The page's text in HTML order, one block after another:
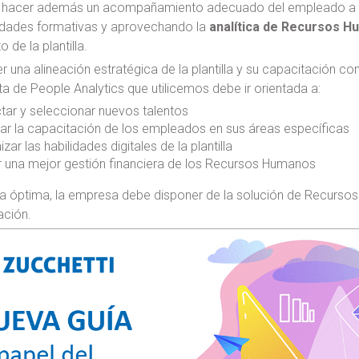
además un acompañamiento adecuado del empleado
formativas y aprovechando la analítica de Recursos
de la plantilla.
una alineación estratégica de la plantilla y su capacitación
de People Analytics que utilicemos debe ir orientada a:
y seleccionar nuevos talentos
la capacitación de los empleados en sus áreas específicas
las habilidades digitales de la plantilla
una mejor gestión financiera de los Recursos Humanos
óptima, la empresa debe disponer de la solución de